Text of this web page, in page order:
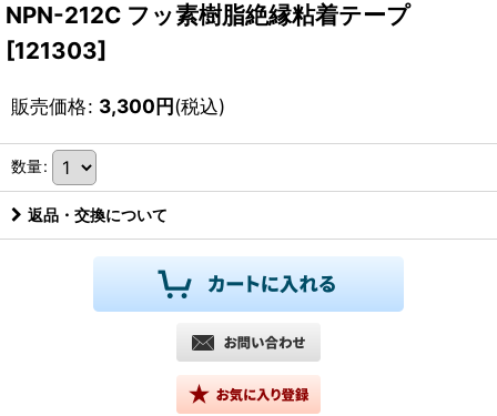
NPN-212C フッ素樹脂絶縁粘着テープ
[121303]
販売価格: 3,300円(税込)
数量:
返品・交換について